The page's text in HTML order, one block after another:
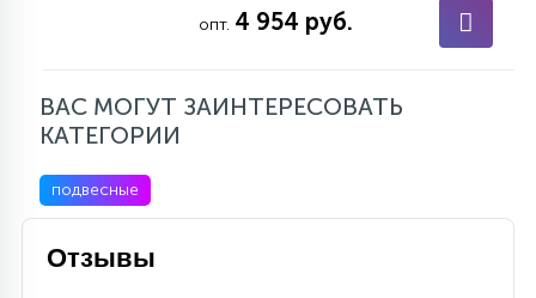
опт. 4 954 руб.
ВАС МОГУТ ЗАИНТЕРЕСОВАТЬ
КАТЕГОРИИ
подвесные
Отзывы